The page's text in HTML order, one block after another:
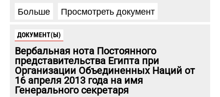
Больше Просмотреть документ
ДОКУМЕНТ(Ы)
Вербальная нота Постоянного
представительства Египта при
Организации Объединенных Наций от
16 апреля 2013 года на имя
Генерального секретаря